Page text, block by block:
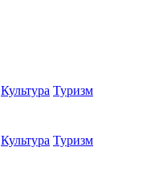
Культура Туризм
Культура Туризм